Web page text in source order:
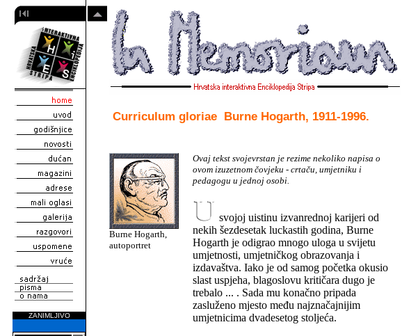
ZANIMLJIVO
 Curriculum gloriae  Burne Hogarth, 1911-1996.
Burne Hogarth,
autoportret
Ovaj tekst svojevrstan je rezime nekoliko napisa o
ovom izuzetnom čovjeku - crtaču, umjetniku i
pedagogu u jednoj osobi.
svojoj uistinu izvanrednoj karijeri od
nekih šezdesetak luckastih godina, Burne
Hogarth je odigrao mnogo uloga u svijetu
umjetnosti, umjetničkog obrazovanja i
izdavaštva. Iako je od samog početka okusio
slast uspjeha, blagoslovu kritičara dugo je
trebalo ... . Sada mu konačno pripada
zasluženo mjesto među najznačajnijim
umjetnicima dvadesetog stoljeća.